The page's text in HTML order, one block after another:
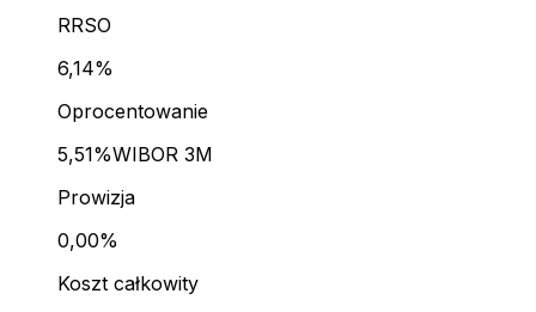
RRSO
6,14%
Oprocentowanie
5,51%WIBOR 3M
Prowizja
0,00%
Koszt całkowity